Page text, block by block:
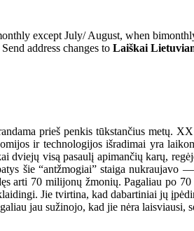
except July/ August, when
address changes to Laiškai
prieš penkis tūkstančius metų.
ir technologijos išradimai yra
dviejų visą pasaulį apimančių karų,
šie “antžmogiai” staiga
arti 70 milijonų žmonių. Pagaliau po
Jie tvirtina, kad dabartiniai jų
jau sužinojo, kad jie nėra